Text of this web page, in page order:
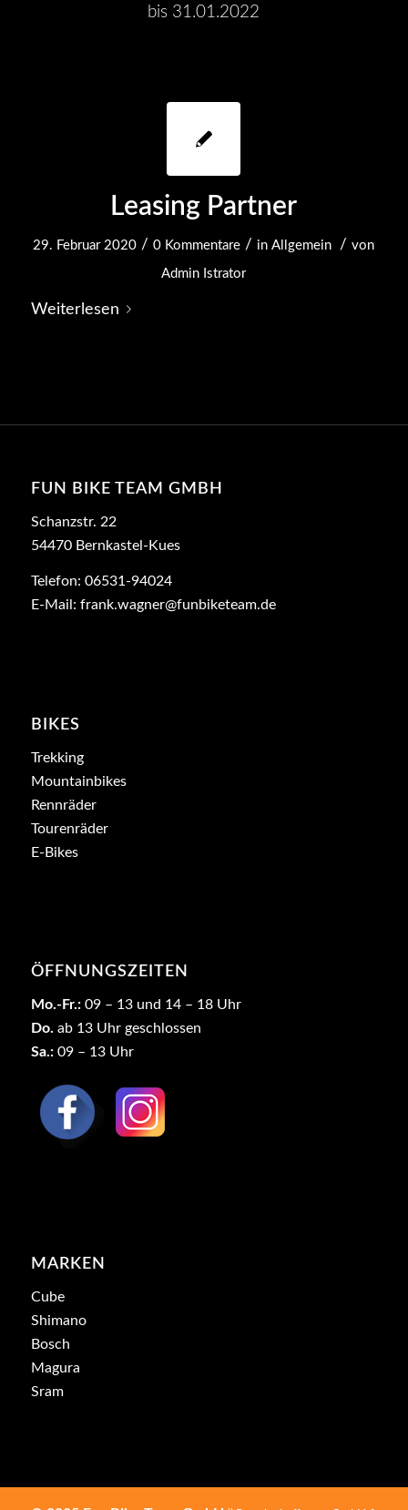
bis 31.01.2022
Leasing Partner
29. Februar 2020 / 0 Kommentare / inAllgemein / von
Admin Istrator
Weiterlesen
FUN BIKE TEAM GMBH
Schanzstr. 22
54470 Bernkastel-Kues
Telefon: 06531-94024
E-Mail: frank.wagner@funbiketeam.de
BIKES
Trekking
Mountainbikes
Rennräder
Tourenräder
E-Bikes
ÖFFNUNGSZEITEN
Mo.-Fr.:09 – 13 und 14 – 18 Uhr
Do. ab 13 Uhr geschlossen
Sa.:09 – 13 Uhr
MARKEN
Cube
Shimano
Bosch
Magura
Sram